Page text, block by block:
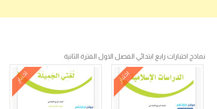
نماذج اختبارات رابع ابتدائي الفصل الاول الفترة الثانية
اختبار اختبار